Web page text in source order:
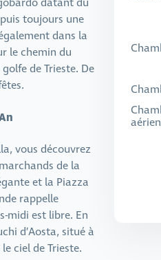
toujours une
dans la
le chemin du
de Trieste. De
vous découvrez
de la
et la Piazza
rappelle
midi est libre. En
d’Aosta, situé à
ciel de Trieste.